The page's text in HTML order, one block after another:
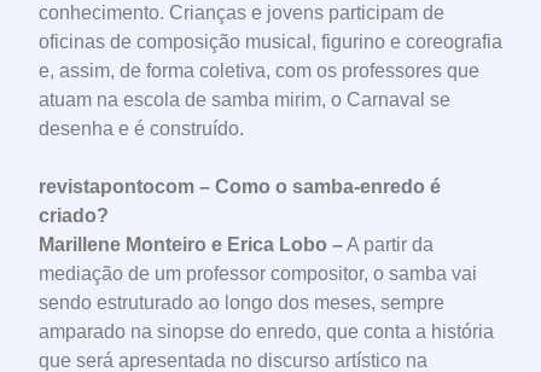
conhecimento. Crianças e jovens participam de
oficinas de composição musical, figurino e coreografia
e, assim, de forma coletiva, com os professores que
atuam na escola de samba mirim, o Carnaval se
desenha e é construído.
revistapontocom – Como o samba-enredo é
criado?
Marillene Monteiro e Erica Lobo –A partir da
mediação de um professor compositor, o samba vai
sendo estruturado ao longo dos meses, sempre
amparado na sinopse do enredo, que conta a história
que será apresentada no discurso artístico na